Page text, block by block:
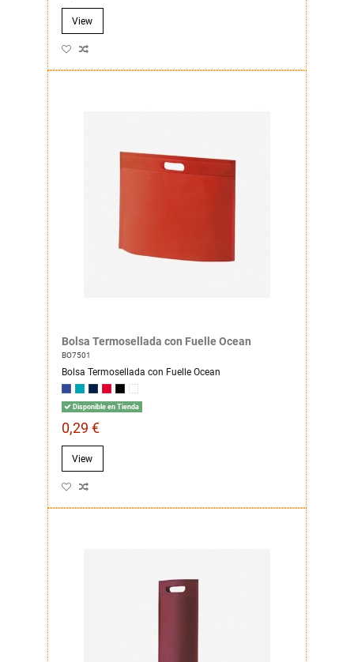
View
Bolsa Termosellada con Fuelle Ocean
BO7501
Bolsa Termosellada con Fuelle Ocean
Disponible en Tienda
0,29 €
View